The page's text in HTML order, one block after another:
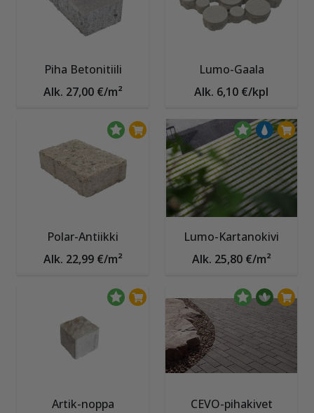
Piha Betonitiili
Alk. 27,00 €/m²
Lumo-Gaala
Alk. 6,10 €/kpl
Polar-Antiikki
Alk. 22,99 €/m²
Lumo-Kartanokivi
Alk. 25,80 €/m²
Artik-noppa
CEVO-pihakivet